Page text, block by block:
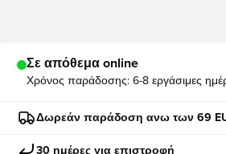
Σε απόθεμα online
Χρόνος παράδοσης: 6-8 εργάσιμες
Δωρεάν παράδοση ανω των 69
30 ημέρες για επιστροφή